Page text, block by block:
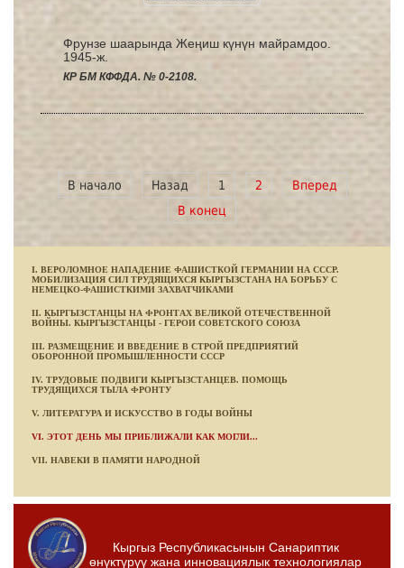
Фрунзе шаарында Жеңиш күнүн майрамдоо.
1945-ж.
КР БМ КФФДА. № 0-2108.
В начало Назад 1 2
Вперед
В конец
I. ВЕРОЛОМНОЕ НАПАДЕНИЕ ФАШИСТКОЙ ГЕРМАНИИ НА СССР.
МОБИЛИЗАЦИЯ СИЛ ТРУДЯЩИХСЯ КЫРГЫЗСТАНА НА БОРЬБУ С
НЕМЕЦКО-ФАШИСТКИМИ ЗАХВАТЧИКАМИ
II. КЫРГЫЗСТАНЦЫ НА ФРОНТАХ ВЕЛИКОЙ ОТЕЧЕСТВЕННОЙ
ВОЙНЫ. КЫРГЫЗСТАНЦЫ - ГЕРОИ СОВЕТСКОГО СОЮЗА
III. РАЗМЕЩЕНИЕ И ВВЕДЕНИЕ В СТРОЙ ПРЕДПРИЯТИЙ
ОБОРОННОЙ ПРОМЫШЛЕННОСТИ СССР
IV. ТРУДОВЫЕ ПОДВИГИ КЫРГЫЗСТАНЦЕВ. ПОМОЩЬ
ТРУДЯЩИХСЯ ТЫЛА ФРОНТУ
V. ЛИТЕРАТУРА И ИСКУССТВО В ГОДЫ ВОЙНЫ
VI. ЭТОТ ДЕНЬ МЫ ПРИБЛИЖАЛИ КАК МОГЛИ...
VII. НАВЕКИ В ПАМЯТИ НАРОДНОЙ
Кыргыз Республикасынын Санариптик
өнүктүрүү жана инновациялык технологиялар